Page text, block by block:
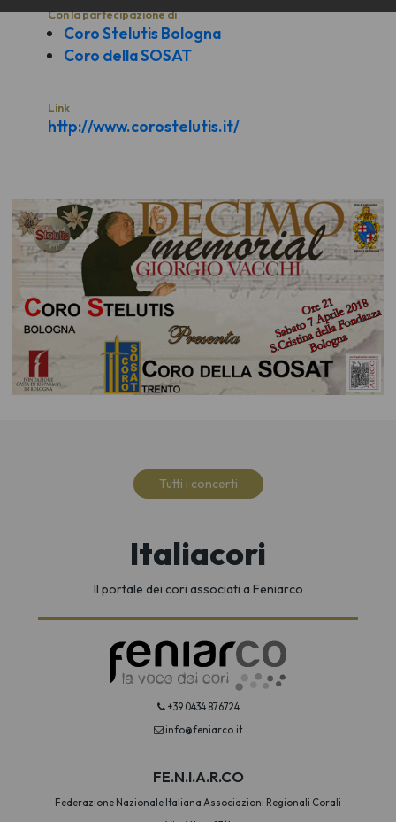
Con la partecipazione di
Coro Stelutis Bologna
Coro della SOSAT
Link
http://www.corostelutis.it/
Tutti i concerti
Italiacori
Il portale dei cori associati a Feniarco
+39 0434 876724
info@feniarco.it
FE.N.I.A.R.CO
Federazione Nazionale Italiana Associazioni Regionali Corali